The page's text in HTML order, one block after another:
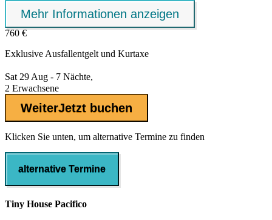
Mehr Informationen anzeigen
760 €
Exklusive Ausfallentgelt und Kurtaxe
Sat 29 Aug - 7 Nächte,
2 Erwachsene
WeiterJetzt buchen
Klicken Sie unten, um alternative Termine zu finden
alternative Termine
Tiny House Pacifico